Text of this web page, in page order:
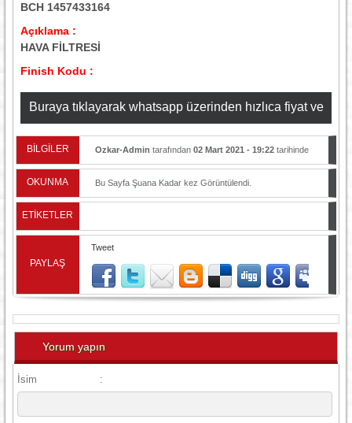
BCH 1457433164
Açıklama :
HAVA FİLTRESİ
Finish Kodu :
Buraya tıklayarak whatsapp üzerinden hızlıca fiyat ve
stok bilgisi alabilirsiniz
BİLGİLER Ozkar-Admin tarafından 02 Mart 2021 - 19:22tarihinde
OKUNMA Bu Sayfa Şuana Kadar kez Görüntülendi.
ETİKETLER
PAYLAŞ
Tweet
Yorum yapın
İsim :